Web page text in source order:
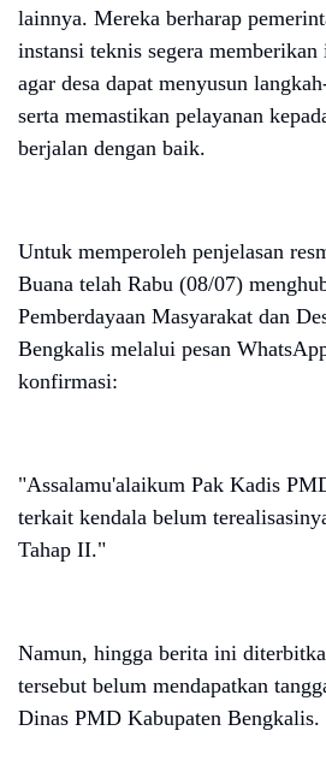
lainnya. Mereka berharap
instansi teknis segera
agar desa dapat menyusun
serta memastikan pelayanan
berjalan dengan baik.
Untuk memperoleh penjelasan
Buana telah Rabu (08/07)
Pemberdayaan Masyarakat dan
Bengkalis melalui pesan
konfirmasi:
"Assalamu'alaikum Pak Kadis
terkait kendala belum
Tahap II."
Namun, hingga berita ini
tersebut belum mendapatkan
Dinas PMD Kabupaten Bengkalis.